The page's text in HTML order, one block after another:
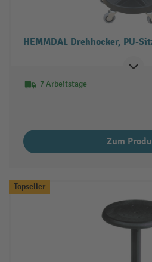
HEMMDAL Drehhocker, PU-
7 Arbeitstage
Zum
Topseller